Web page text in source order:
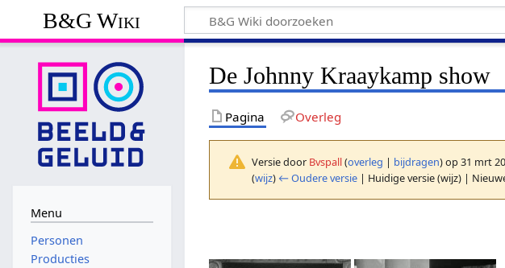
B&G Wiki
De Johnny Kraaykamp show
Pagina Overleg
Versie door Bvspall(overleg | bijdragen)op 31 mrt
(wijz) ← Oudere versie | Huidige versie (wijz) |
Menu
Personen
Producties